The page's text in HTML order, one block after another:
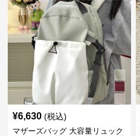
¥6,630 (税込)
マザーズバッグ 大容量リュック